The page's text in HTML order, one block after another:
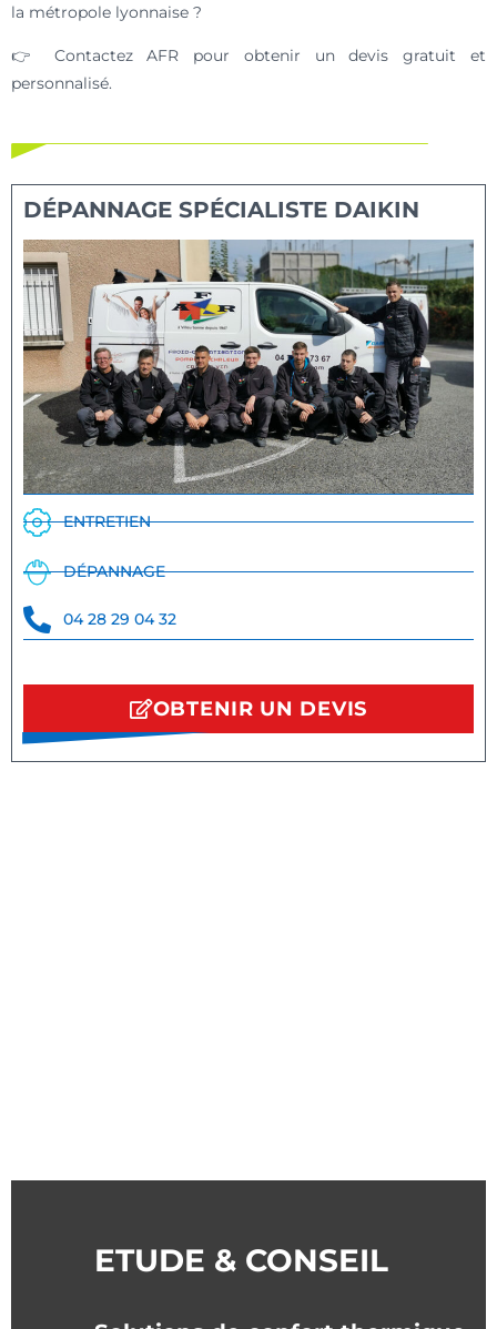
la métropole lyonnaise ?
👉 Contactez AFR pour obtenir un devis gratuit et
personnalisé.
DÉPANNAGE SPÉCIALISTE DAIKIN
ENTRETIEN
DÉPANNAGE
04 28 29 04 32
OBTENIR UN DEVIS
ETUDE & CONSEIL